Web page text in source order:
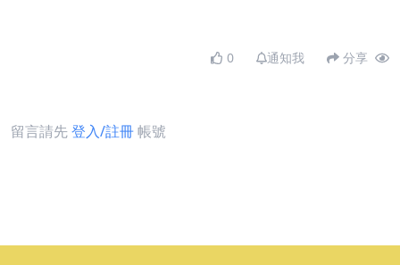
0 通知我 分享
留言請先登入/註冊帳號